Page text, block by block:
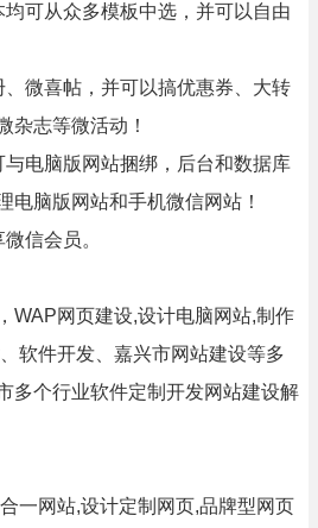
可从众多模板中选，并可以自由
微喜帖，并可以搞优惠券、大转
杂志等微活动！
电脑版网站捆绑，后台和数据库
电脑版网站和手机微信网站！
信会员。
WAP网页建设,设计电脑网站,制作
软件开发、嘉兴市网站建设等多
多个行业软件定制开发网站建设解
一网站,设计定制网页,品牌型网页